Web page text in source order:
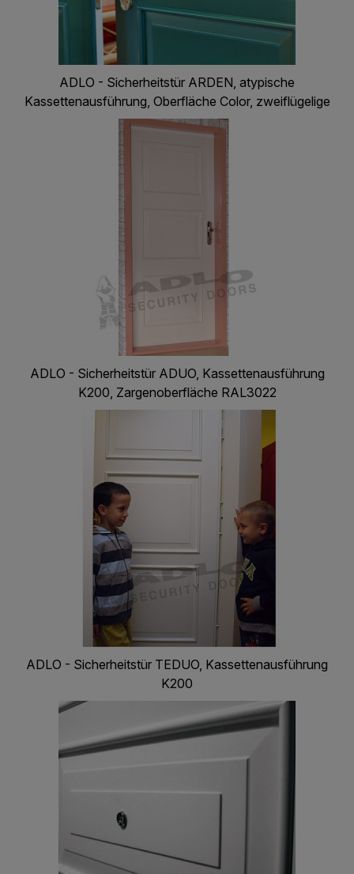
ADLO - Sicherheitstür ARDEN, atypische
Kassettenausführung, Oberfläche Color, zweiflügelige
ADLO - Sicherheitstür ADUO, Kassettenausführung
K200, Zargenoberfläche RAL3022
ADLO - Sicherheitstür TEDUO, Kassettenausführung
K200